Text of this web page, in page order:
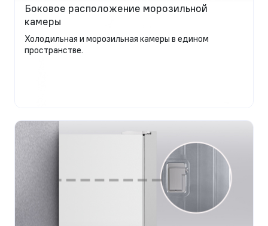
Боковое расположение морозильной
камеры
Холодильная и морозильная камеры в едином
пространстве.